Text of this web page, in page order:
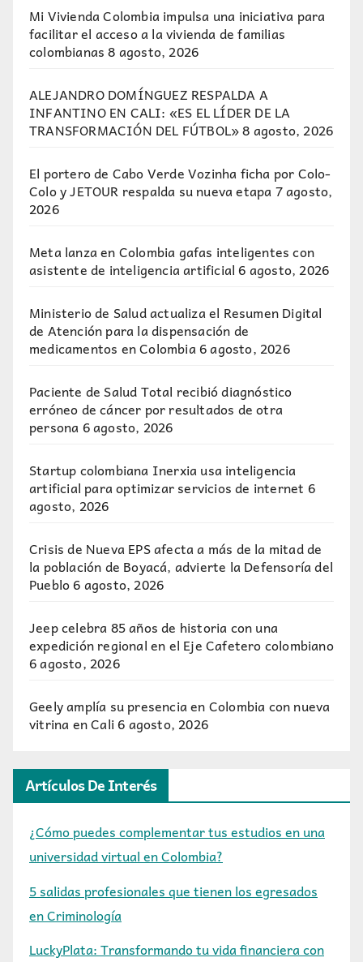
Mi Vivienda Colombia impulsa una iniciativa para
facilitar el acceso a la vivienda de familias
colombianas 8 agosto, 2026
ALEJANDRO DOMÍNGUEZ RESPALDA A
INFANTINO EN CALI: «ES EL LÍDER DE LA
TRANSFORMACIÓN DEL FÚTBOL»8 agosto, 2026
El portero de Cabo Verde Vozinha ficha por Colo-
Colo y JETOUR respalda su nueva etapa7 agosto,
2026
Meta lanza en Colombia gafas inteligentes con
asistente de inteligencia artificial 6 agosto, 2026
Ministerio de Salud actualiza el Resumen Digital
de Atención para la dispensación de
medicamentos en Colombia6 agosto, 2026
Paciente de Salud Total recibió diagnóstico
erróneo de cáncer por resultados de otra
persona6 agosto, 2026
Startup colombiana Inerxia usa inteligencia
artificial para optimizar servicios de internet 6
agosto, 2026
Crisis de Nueva EPS afecta a más de la mitad de
la población de Boyacá, advierte la Defensoría del
Pueblo6 agosto, 2026
Jeep celebra 85 años de historia con una
expedición regional en el Eje Cafetero colombiano
6 agosto, 2026
Geely amplía su presencia en Colombia con nueva
vitrina en Cali 6 agosto, 2026
Artículos De Interés
¿Cómo puedes complementar tus estudios en una
universidad virtual en Colombia?
5 salidas profesionales que tienen los egresados
en Criminología
LuckyPlata: Transformando tu vida financiera con